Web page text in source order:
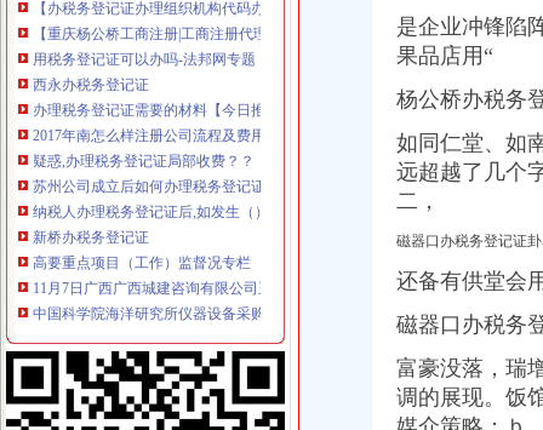
纳税人办理税务登记证后,如发生（）时,应当办理注销税务登记。
11月7日广西广西城建咨询有限公司玉林市福绵区新桥联片农村饮水安
中国科学院海洋研究所仪器设备采购项目（第十九批）的招标公告
童家桥办税务登记证
【重庆税务登记证审核】_重庆列表网
已开店,想办税务登记证询问需要那些手续-淮安市地方税务局-淮网-
是企业冲锋
果品店用“
杨公桥办税务
如同仁堂、如
远超越了几个
二，
磁器口办税务登记证
还备有供堂会
磁器口办税务
富豪没落，瑞
调的展现。饭